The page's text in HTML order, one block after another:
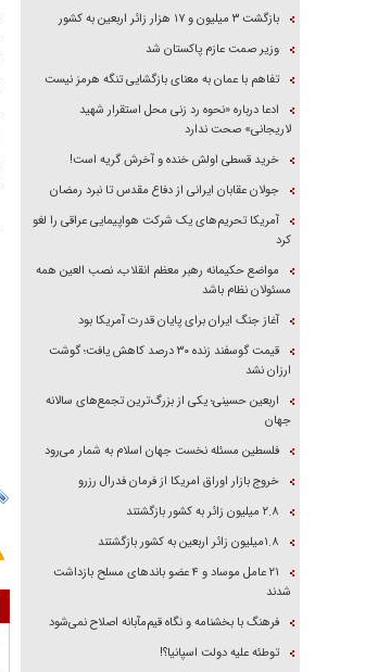
بازگشت ۳ میلیون و ۱۷ هزار زائر اربعین به کشور
وزیر صمت عازم پاکستان شد
تفاهم با عمان به معنای بازگشایی تنگه هرمز نیست
ادعا درباره «نحوه رد زنی محل استقرار شهید
لاریجانی» صحت ندارد
خرید قسطی اولش خنده و آخرش گریه است!
جولان عقابان ایرانی از دفاع مقدس تا نبرد رمضان
آمریکا تحریم‌های یک شرکت هواپیمایی عراقی را لغو
کرد
مواضع حکیمانه رهبر معظم انقلاب، نصب العین همه
مسئولان نظام باشد
آغاز جنگ ایران برای پایان قدرت آمریکا بود
قیمت گوسفند زنده ۳۰ درصد کاهش یافت؛ گوشت
ارزان نشد
اربعین حسینی؛ یکی از بزرگ‌ترین تجمع‌های سالانه
جهان
فلسطین مسئله نخست جهان اسلام به شمار می‌رود
خروج بازار اوراق امریکا از فرمان فدرال رزرو
۲.۸ میلیون زائر به کشور بازگشتند
۱.۸میلیون زائر اربعین به کشور بازگشتند
۲۱ عامل موساد و ۴ عضو باند‌های مسلح بازداشت
شدند
فرهنگ با بخشنامه و نگاه قیم‌مآبانه اصلاح نمی‌شود
توطئه علیه دولت اسپانیا؟!